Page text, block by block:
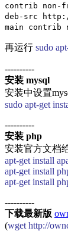
contrib non-
deb-src
main contrib
再运行 sudo
----------
安装 mysql
安装中设置
sudo apt-get
----------
安装 php
安装官方文档
apt-get install
apt-get install
apt-get install
----------
下载最新版
(wget http://